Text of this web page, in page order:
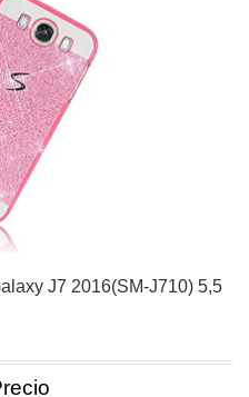
J7 2016(SM-J710) 5,5